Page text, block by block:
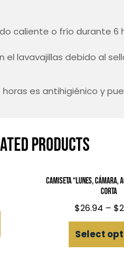
caliente o frío durante 6
el lavavajillas debido al
es antihigiénico y
products
Camiseta “Lunes, Cámara,
corta
$26.94 – $
Select